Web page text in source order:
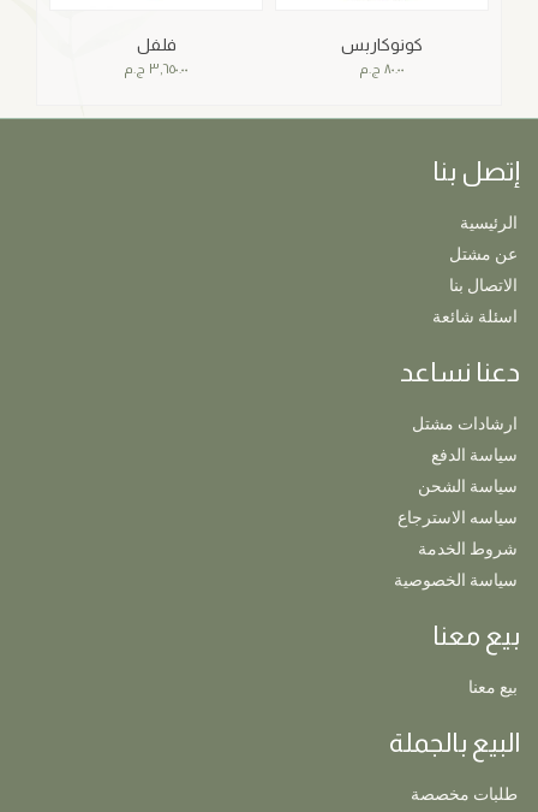
فلفل
٣,٦٥٠.٠٠ ج.م
كونوكاربس
٨٠.٠٠ ج.م
إتصل بنا
الرئيسية
عن مشتل
الاتصال بنا
اسئلة شائعة
دعنا نساعد
ارشادات مشتل
سياسة الدفع
سياسة الشحن
سياسه الاسترجاع
شروط الخدمة
سياسة الخصوصية
بيع معنا
بيع معنا
البيع بالجملة
طلبات مخصصة